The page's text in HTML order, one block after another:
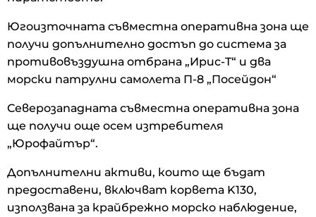
Югоизточната съвместна оперативна зона ще
получи допълнително достъп до система за
противовъздушна отбрана „Ирис-T“ и два
морски патрулни самолета П-8 „Посейдон“
Северозападната съвместна оперативна зона
ще получи още осем изтребителя
„Юрофайтър“.
Допълнителни активи, които ще бъдат
предоставени, включват корвета K130,
използвана за крайбрежно морско наблюдение,